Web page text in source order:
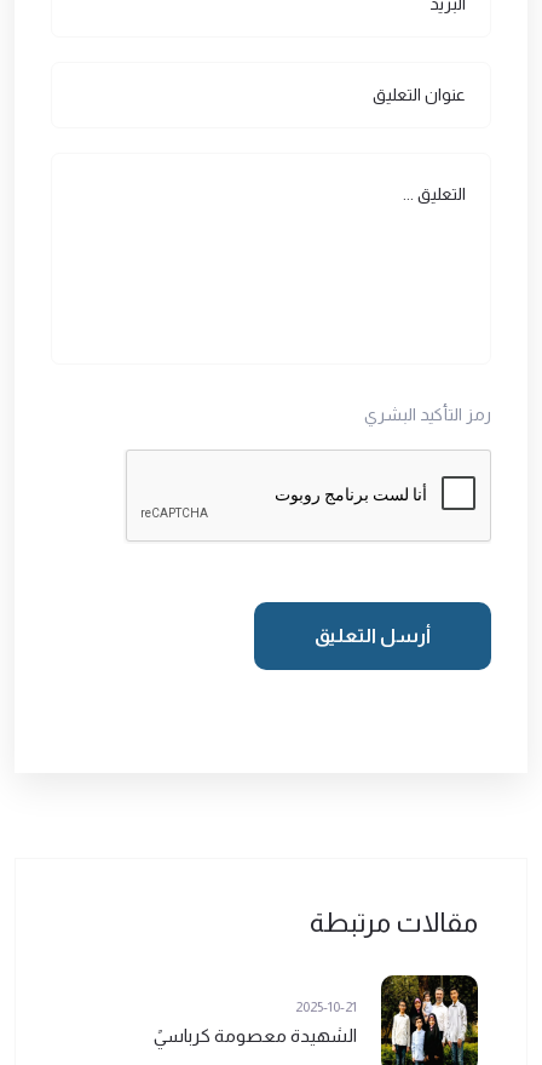
رمز التأكيد البشري
أرسل التعليق
مقالات مرتبطة
2025-10-21
الشهيدة معصومة كرباسيً